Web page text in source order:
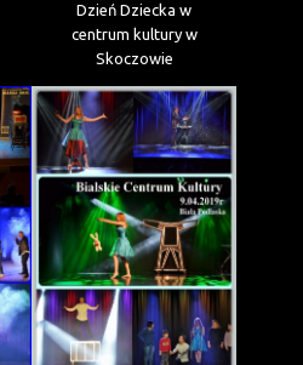
Dzień Dziecka w
centrum kultury w
Skoczowie